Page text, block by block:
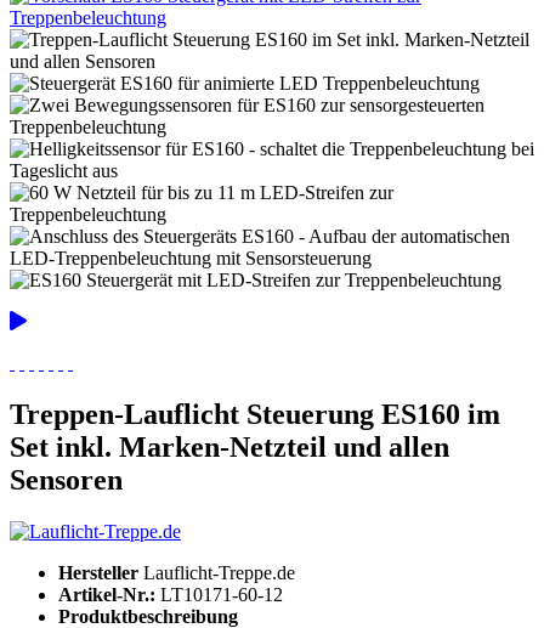
Treppen-Lauflicht Steuerung ES160 im
Set inkl. Marken-Netzteil und allen
Sensoren
Hersteller Lauflicht-Treppe.de
Artikel-Nr.: LT10171-60-12
Produktbeschreibung